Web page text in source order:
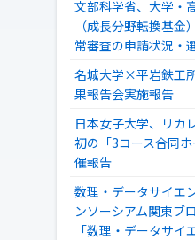
文部科学省、大学・
（成長分野転換基
常審査の申請状況・
名城大学×平岩鉄工
果報告会実施報告
日本女子大学、リカ
初の「3コース合同
催報告
数理・データサイエ
ンソーシアム関東ブ
「数理・データサ